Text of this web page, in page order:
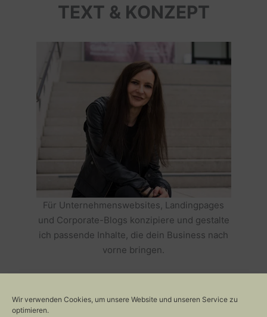
Wir verwenden Cookies, um unsere Website und unseren Service zu
optimieren.
TEXT & KONZEPT
Für Unternehmenswebsites, Landingpages
und Corporate-Blogs konzipiere und gestalte
ich passende Inhalte, die dein Business nach
vorne bringen.
ERFOLGREICH MACHEN >>